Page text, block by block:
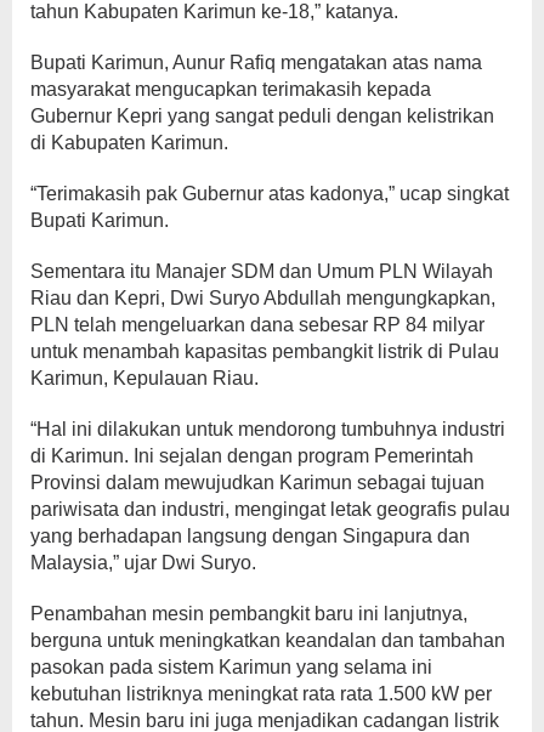
tahun Kabupaten Karimun ke-18,” katanya.
Bupati Karimun, Aunur Rafiq mengatakan atas nama
masyarakat mengucapkan terimakasih kepada
Gubernur Kepri yang sangat peduli dengan kelistrikan
di Kabupaten Karimun.
“Terimakasih pak Gubernur atas kadonya,” ucap singkat
Bupati Karimun.
Sementara itu Manajer SDM dan Umum PLN Wilayah
Riau dan Kepri, Dwi Suryo Abdullah mengungkapkan,
PLN telah mengeluarkan dana sebesar RP 84 milyar
untuk menambah kapasitas pembangkit listrik di Pulau
Karimun, Kepulauan Riau.
“Hal ini dilakukan untuk mendorong tumbuhnya industri
di Karimun. Ini sejalan dengan program Pemerintah
Provinsi dalam mewujudkan Karimun sebagai tujuan
pariwisata dan industri, mengingat letak geografis pulau
yang berhadapan langsung dengan Singapura dan
Malaysia,” ujar Dwi Suryo.
Penambahan mesin pembangkit baru ini lanjutnya,
berguna untuk meningkatkan keandalan dan tambahan
pasokan pada sistem Karimun yang selama ini
kebutuhan listriknya meningkat rata rata 1.500 kW per
tahun. Mesin baru ini juga menjadikan cadangan listrik